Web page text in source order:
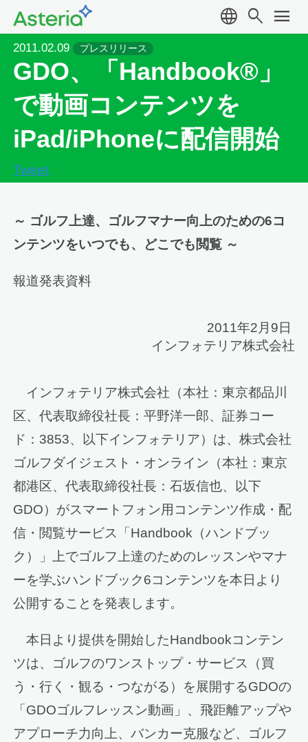
language search menu
2011.02.09 プレスリリース
GDO、「Handbook®」
で動画コンテンツを
iPad/iPhoneに配信開始
Tweet
～ ゴルフ上達、ゴルフマナー向上のための6コ
ンテンツをいつでも、どこでも閲覧 ～
報道発表資料
2011年2月9日
インフォテリア株式会社
インフォテリア株式会社（本社：東京都品川
区、代表取締役社長：平野洋一郎、証券コー
ド：3853、以下インフォテリア）は、株式会社
ゴルフダイジェスト・オンライン（本社：東京
都港区、代表取締役社長：石坂信也、以下
GDO）がスマートフォン用コンテンツ作成・配
信・閲覧サービス「Handbook（ハンドブッ
ク）」上でゴルフ上達のためのレッスンやマナ
ーを学ぶハンドブック6コンテンツを本日より
公開することを発表します。
本日より提供を開始したHandbookコンテン
ツは、ゴルフのワンストップ・サービス（買
う・行く・観る・つながる）を展開するGDOの
「GDOゴルフレッスン動画」、飛距離アップや
アプローチ力向上、バンカー克服など、ゴルフ